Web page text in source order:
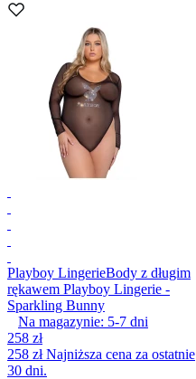
Playboy LingerieBody z długim
rękawem Playboy Lingerie -
Sparkling Bunny
Na magazynie: 5-7 dni
258 zł
258 złNajniższa cena za ostatnie
30 dni.